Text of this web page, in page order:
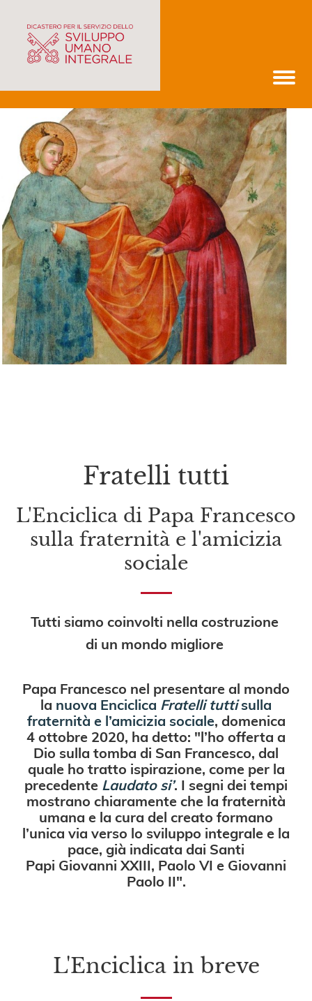
Fratelli tutti
L'Enciclica di Papa Francesco
sulla fraternità e l'amicizia
sociale
Tutti siamo coinvolti nella costruzione
di un mondo migliore
Papa Francesco nel presentare al mondo
la nuova Enciclica Fratelli tuttisulla
fraternità e l’amicizia sociale, domenica
4 ottobre 2020, ha detto: "l’ho offerta a
Dio sulla tomba di San Francesco, dal
quale ho tratto ispirazione, come per la
precedente Laudato si’. I segni dei tempi
mostrano chiaramente che la fraternità
umana e la cura del creato formano
l’unica via verso lo sviluppo integrale e la
pace, già indicata dai Santi
Papi Giovanni XXIII, Paolo VI e Giovanni
Paolo II".
L'Enciclica in breve